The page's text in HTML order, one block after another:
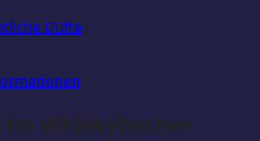
Düfte
im Whiskybecher